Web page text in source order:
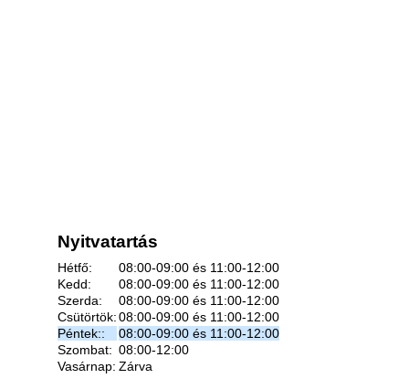
Nyitvatartás
Hétfő:
08:00-09:00 és 11:00-12:00
Kedd:
08:00-09:00 és 11:00-12:00
Szerda:
08:00-09:00 és 11:00-12:00
Csütörtök:08:00-09:00 és 11:00-12:00
Péntek::
08:00-09:00 és 11:00-12:00
Szombat: 08:00-12:00
Vasárnap: Zárva